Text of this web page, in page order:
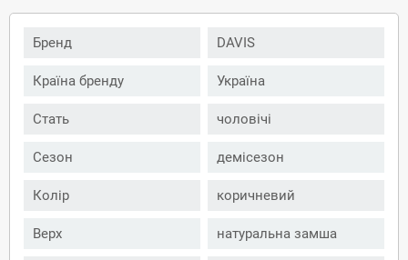
Бренд DAVIS
Країна бренду Україна
Стать чоловічі
Сезон демісезон
Колір коричневий
Верх натуральна замша